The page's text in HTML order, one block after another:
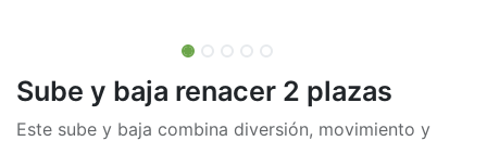
Sube y baja renacer 2 plazas
Este sube y baja combina diversión, movimiento y